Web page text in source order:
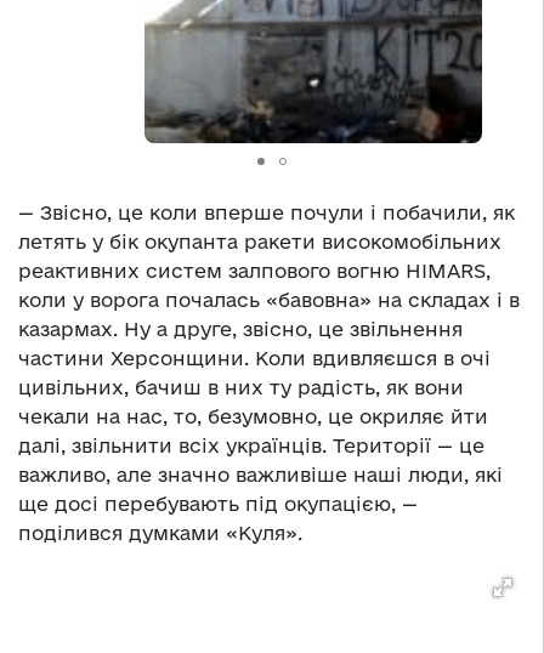
— Звісно, це коли вперше почули і побачили, як
летять у бік окупанта ракети високомобільних
реактивних систем залпового вогню HIMARS,
коли у ворога почалась «бавовна» на складах і в
казармах. Ну а друге, звісно, це звільнення
частини Херсонщини. Коли вдивляєшся в очі
цивільних, бачиш в них ту радість, як вони
чекали на нас, то, безумовно, це окриляє йти
далі, звільнити всіх українців. Території — це
важливо, але значно важливіше наші люди, які
ще досі перебувають під окупацією, —
поділився думками «Куля».